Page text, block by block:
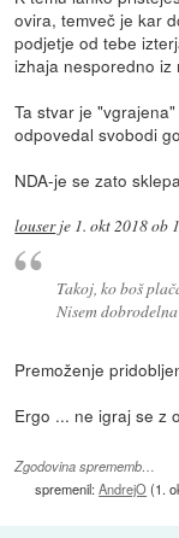
ovira, temveč je kar
podjetje od tebe
izhaja nesporedno iz
Ta stvar je
odpovedal svobodi
NDA-je se zato
louserje 1. okt 2018 ob
Takoj, ko boš
Nisem
Premoženje
Ergo ... ne igraj se z
Zgodovina sprememb…
spremenil:AndrejO(1.